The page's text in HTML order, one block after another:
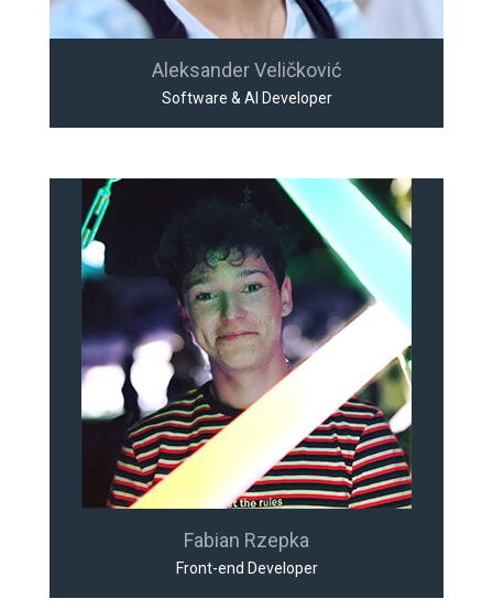
Aleksander Veličković
Software & AI Developer
Fabian Rzepka
Front-end Developer